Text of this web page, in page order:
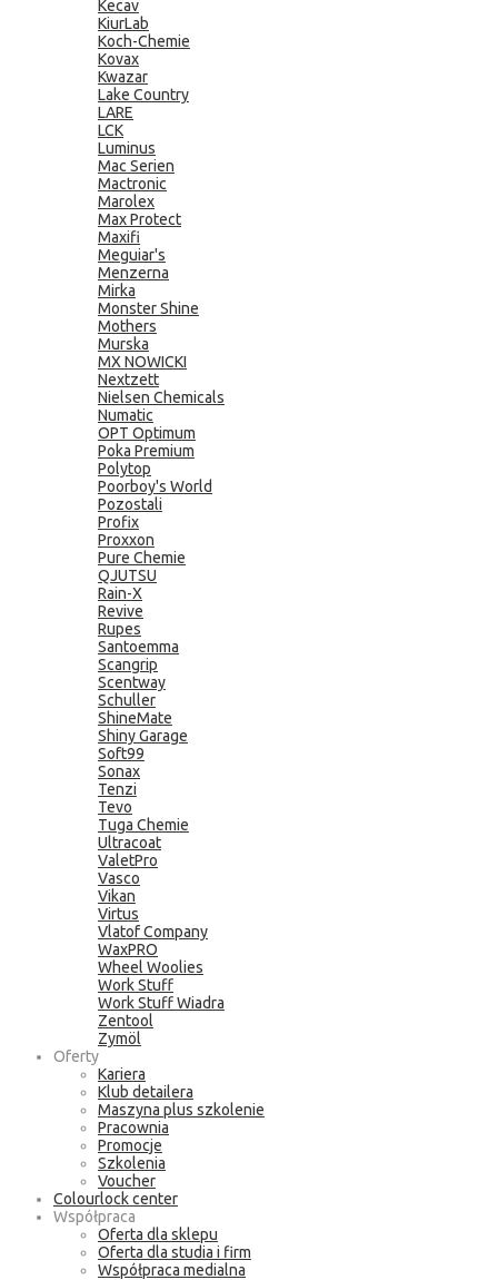
Kecav
KiurLab
Koch-Chemie
Kovax
Kwazar
Lake Country
LARE
LCK
Luminus
Mac Serien
Mactronic
Marolex
Max Protect
Maxifi
Meguiar's
Menzerna
Mirka
Monster Shine
Mothers
Murska
MX NOWICKI
Nextzett
Nielsen Chemicals
Numatic
OPT Optimum
Poka Premium
Polytop
Poorboy's World
Pozostali
Profix
Proxxon
Pure Chemie
QJUTSU
Rain-X
Revive
Rupes
Santoemma
Scangrip
Scentway
Schuller
ShineMate
Shiny Garage
Soft99
Sonax
Tenzi
Tevo
Tuga Chemie
Ultracoat
ValetPro
Vasco
Vikan
Virtus
Vlatof Company
WaxPRO
Wheel Woolies
Work Stuff
Work Stuff Wiadra
Zentool
Zymöl
Oferty
Kariera
Klub detailera
Maszyna plus szkolenie
Pracownia
Promocje
Szkolenia
Voucher
Colourlock center
Współpraca
Oferta dla sklepu
Oferta dla studia i firm
Współpraca medialna